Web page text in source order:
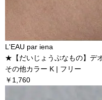
L'EAU par iena
★【だいじょうぶなもの】デ
その他カラー K | フリー
￥1,760